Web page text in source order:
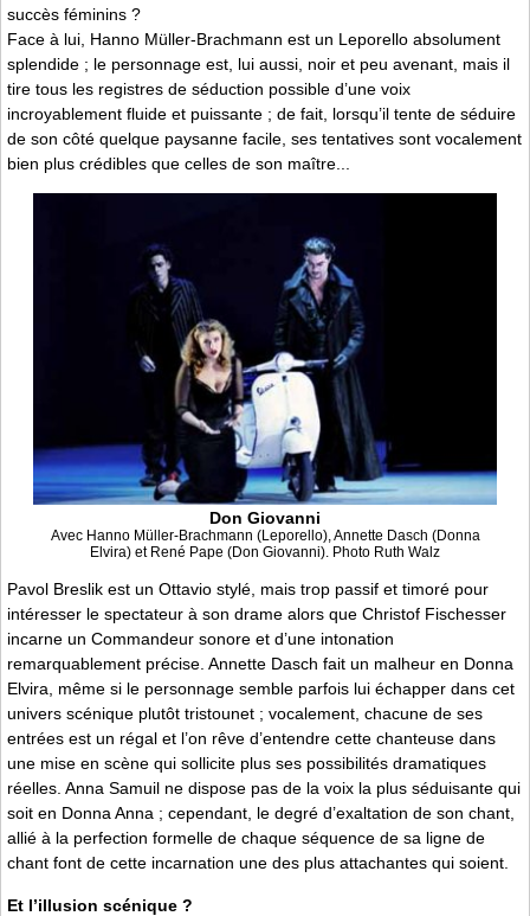
succès féminins ?
Face à lui, Hanno Müller-Brachmann est un Leporello absolument
splendide ; le personnage est, lui aussi, noir et peu avenant, mais il
tire tous les registres de séduction possible d’une voix
incroyablement fluide et puissante ; de fait, lorsqu’il tente de séduire
de son côté quelque paysanne facile, ses tentatives sont vocalement
bien plus crédibles que celles de son maître...
Don Giovanni
Avec Hanno Müller-Brachmann (Leporello), Annette Dasch (Donna
Elvira) et René Pape (Don Giovanni). Photo Ruth Walz
Pavol Breslik est un Ottavio stylé, mais trop passif et timoré pour
intéresser le spectateur à son drame alors que Christof Fischesser
incarne un Commandeur sonore et d’une intonation
remarquablement précise. Annette Dasch fait un malheur en Donna
Elvira, même si le personnage semble parfois lui échapper dans cet
univers scénique plutôt tristounet ; vocalement, chacune de ses
entrées est un régal et l’on rêve d’entendre cette chanteuse dans
une mise en scène qui sollicite plus ses possibilités dramatiques
réelles. Anna Samuil ne dispose pas de la voix la plus séduisante qui
soit en Donna Anna ; cependant, le degré d’exaltation de son chant,
allié à la perfection formelle de chaque séquence de sa ligne de
chant font de cette incarnation une des plus attachantes qui soient.
Et l’illusion scénique ?